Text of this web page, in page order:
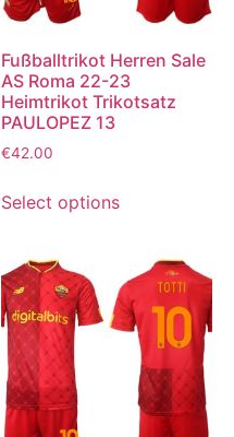
Fußballtrikot Herren Sale
AS Roma 22-23
Heimtrikot Trikotsatz
PAULOPEZ 13
€42.00
Select options